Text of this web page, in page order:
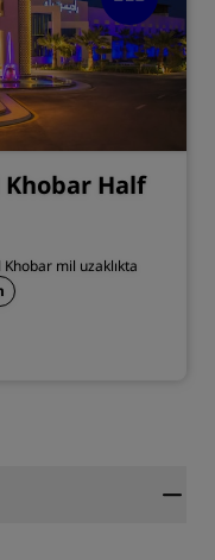
Khobar Half
mil uzaklıkta